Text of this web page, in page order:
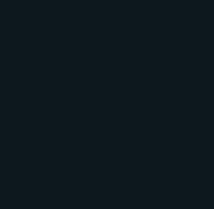
der Kursstabilität des MS M
den weiteren Angaben des
beeinträchtigt worden, daß
seines Schiffes zu
durch MS R
Drehzahl seiner
auch zu einer zusätzlichen
unter dem Boden seines
habe er sein Fahrzeug nicht
unter den Einfluß des
Strömungs-Längsrichtung